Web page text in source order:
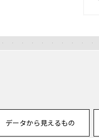
データから見えるもの